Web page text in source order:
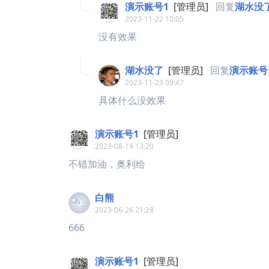
演示账号1 [管理员] 回复湖水没
2023-11-22 10:05
没有效果
湖水没了 [管理员] 回复演示账
2023-11-23 09:47
具体什么没效果
演示账号1 [管理员]
2023-08-19 13:20
不错加油，奥利给
白熊
2023-06-26 21:28
666
演示账号1 [管理员]